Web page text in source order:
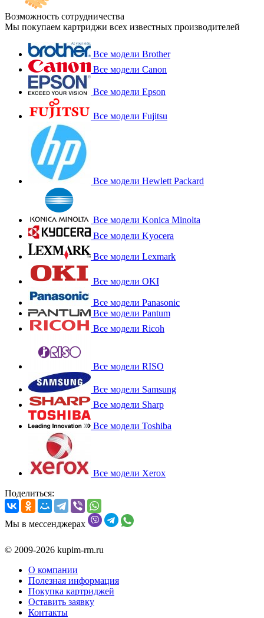
Возможность сотрудничества
Мы покупаем картриджи всех известных производителей
Все модели Brother
Все модели Canon
Все модели Epson
Все модели Fujitsu
Все модели Hewlett Packard
Все модели Konica Minolta
Все модели Kyocera
Все модели Lexmark
Все модели OKI
Все модели Panasonic
Все модели Pantum
Все модели Ricoh
Все модели RISO
Все модели Samsung
Все модели Sharp
Все модели Toshiba
Все модели Xerox
Поделиться:
Мы в мессенджерах
© 2009-2026 kupim-rm.ru
О компании
Полезная информация
Покупка картриджей
Оставить заявку
Контакты